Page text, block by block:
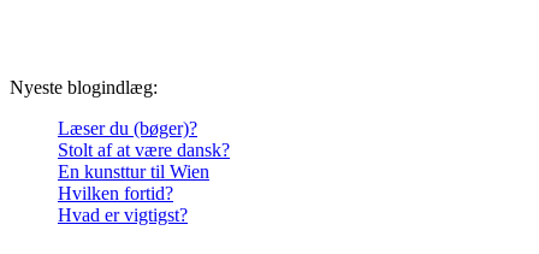
Nyeste blogindlæg:
Læser du (bøger)?
Stolt af at være dansk?
En kunsttur til Wien
Hvilken fortid?
Hvad er vigtigst?